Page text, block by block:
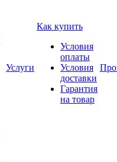
Услуги
Как купить
Условия
оплаты
Условия
доставки
Гарантия
на товар